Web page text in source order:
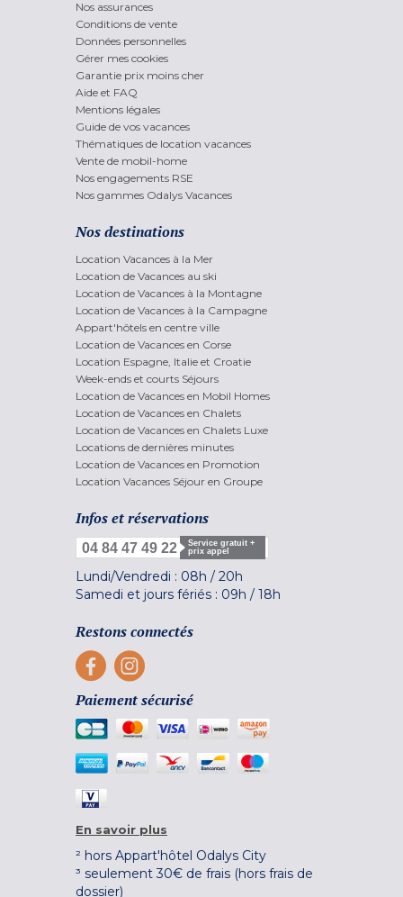
Nos assurances
Conditions de vente
Données personnelles
Gérer mes cookies
Garantie prix moins cher
Aide et FAQ
Mentions légales
Guide de vos vacances
Thématiques de location vacances
Vente de mobil-home
Nos engagements RSE
Nos gammes Odalys Vacances
Nos destinations
Location Vacances à la Mer
Location de Vacances au ski
Location de Vacances à la Montagne
Location de Vacances à la Campagne
Appart'hôtels en centre ville
Location de Vacances en Corse
Location Espagne, Italie et Croatie
Week-ends et courts Séjours
Location de Vacances en Mobil Homes
Location de Vacances en Chalets
Location de Vacances en Chalets Luxe
Locations de dernières minutes
Location de Vacances en Promotion
Location Vacances Séjour en Groupe
Infos et réservations
04 84 47 49 22
Service gratuit +
prix appel
Lundi/Vendredi : 08h / 20h
Samedi et jours fériés : 09h / 18h
Restons connectés
Paiement sécurisé
En savoir plus
² hors Appart'hôtel Odalys City
³ seulement 30€ de frais (hors frais de
dossier)